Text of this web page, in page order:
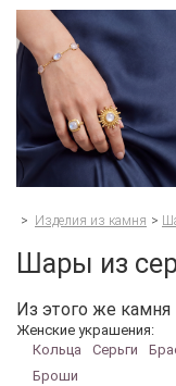
> Изделия из камня >
Шары из
Из этого же камня
Женские украшения:
Кольца
Серьги
Броши